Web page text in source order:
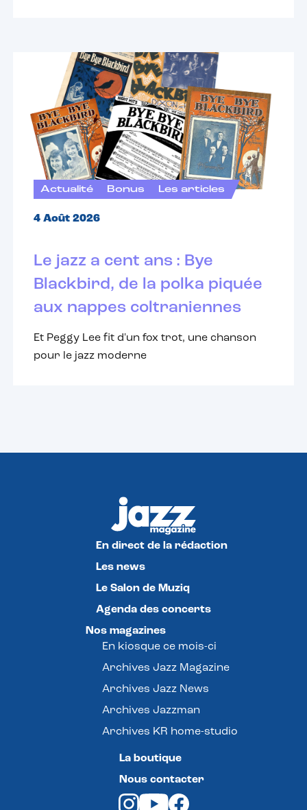
Actualité Bonus Les articles
4 Août 2026
Le jazz a cent ans : Bye
Blackbird, de la polka piquée
aux nappes coltraniennes
Et Peggy Lee fit d'un fox trot, une chanson
pour le jazz moderne
En direct de la rédaction
Les news
Le Salon de Muziq
Agenda des concerts
Nos magazines
En kiosque ce mois-ci
Archives Jazz Magazine
Archives Jazz News
Archives Jazzman
Archives KR home-studio
La boutique
Nous contacter